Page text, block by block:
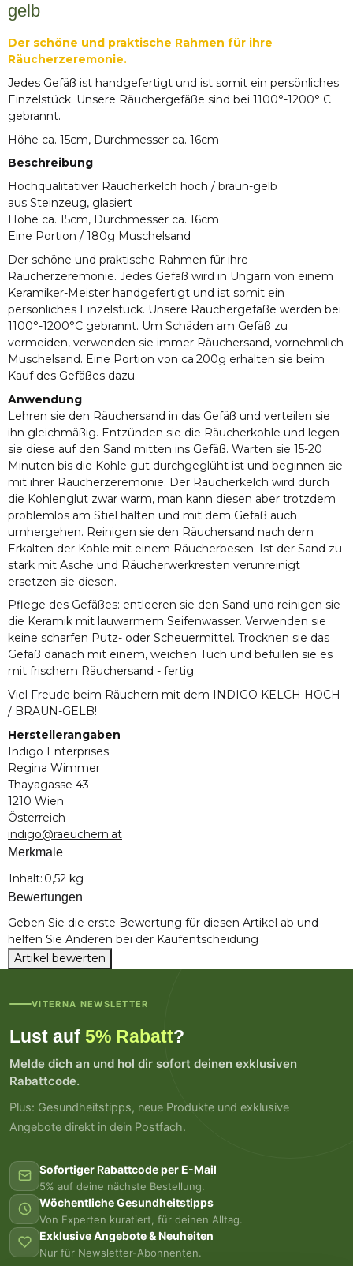
gelb
Der schöne und praktische Rahmen für ihre
Räucherzeremonie.
Jedes Gefäß ist handgefertigt und ist somit ein persönliches
Einzelstück. Unsere Räuchergefäße sind bei 1100°-1200° C
gebrannt.
Höhe ca. 15cm, Durchmesser ca. 16cm
Beschreibung
Hochqualitativer Räucherkelch hoch / braun-gelb
aus Steinzeug, glasiert
Höhe ca. 15cm, Durchmesser ca. 16cm
Eine Portion / 180g Muschelsand
Der schöne und praktische Rahmen für ihre
Räucherzeremonie. Jedes Gefäß wird in Ungarn von einem
Keramiker-Meister handgefertigt und ist somit ein
persönliches Einzelstück. Unsere Räuchergefäße werden bei
1100°-1200°C gebrannt. Um Schäden am Gefäß zu
vermeiden, verwenden sie immer Räuchersand, vornehmlich
Muschelsand. Eine Portion von ca.200g erhalten sie beim
Kauf des Gefäßes dazu.
Anwendung
Lehren sie den Räuchersand in das Gefäß und verteilen sie
ihn gleichmäßig. Entzünden sie die Räucherkohle und legen
sie diese auf den Sand mitten ins Gefäß. Warten sie 15-20
Minuten bis die Kohle gut durchgeglüht ist und beginnen sie
mit ihrer Räucherzeremonie. Der Räucherkelch wird durch
die Kohlenglut zwar warm, man kann diesen aber trotzdem
problemlos am Stiel halten und mit dem Gefäß auch
umhergehen. Reinigen sie den Räuchersand nach dem
Erkalten der Kohle mit einem Räucherbesen. Ist der Sand zu
stark mit Asche und Räucherwerkresten verunreinigt
ersetzen sie diesen.
Pflege des Gefäßes: entleeren sie den Sand und reinigen sie
die Keramik mit lauwarmem Seifenwasser. Verwenden sie
keine scharfen Putz- oder Scheuermittel. Trocknen sie das
Gefäß danach mit einem, weichen Tuch und befüllen sie es
mit frischem Räuchersand - fertig.
Viel Freude beim Räuchern mit dem INDIGO KELCH HOCH
/ BRAUN-GELB!
Herstellerangaben
Indigo Enterprises
Regina Wimmer
Thayagasse 43
1210 Wien
Österreich
indigo@raeuchern.at
Merkmale
Produkteigenschaft
Wert
Inhalt: 0,52 kg
Bewertungen
Geben Sie die erste Bewertung für diesen Artikel ab und
helfen Sie Anderen bei der Kaufentscheidung
Artikel bewerten
VITERNA NEWSLETTER
Lust auf 5% Rabatt?
Melde dich an und hol dir sofort deinen exklusiven
Rabattcode.
Plus: Gesundheitstipps, neue Produkte und exklusive
Angebote direkt in dein Postfach.
Sofortiger Rabattcode per E-Mail
5% auf deine nächste Bestellung.
Wöchentliche Gesundheitstipps
Von Experten kuratiert, für deinen Alltag.
Exklusive Angebote & Neuheiten
Nur für Newsletter-Abonnenten.